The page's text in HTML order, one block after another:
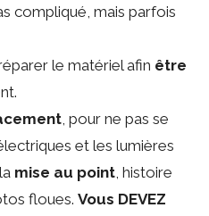
compliqué, mais parfois
le matériel afin être
, pour ne pas se
et les lumières
mise au point, histoire
floues. Vous DEVEZ